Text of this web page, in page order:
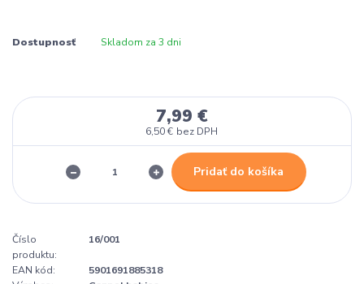
Dostupnosť Skladom za 3 dni
7,99 €
6,50 € bez DPH
Pridať do košíka
Číslo
produktu:
16/001
EAN kód:
5901691885318